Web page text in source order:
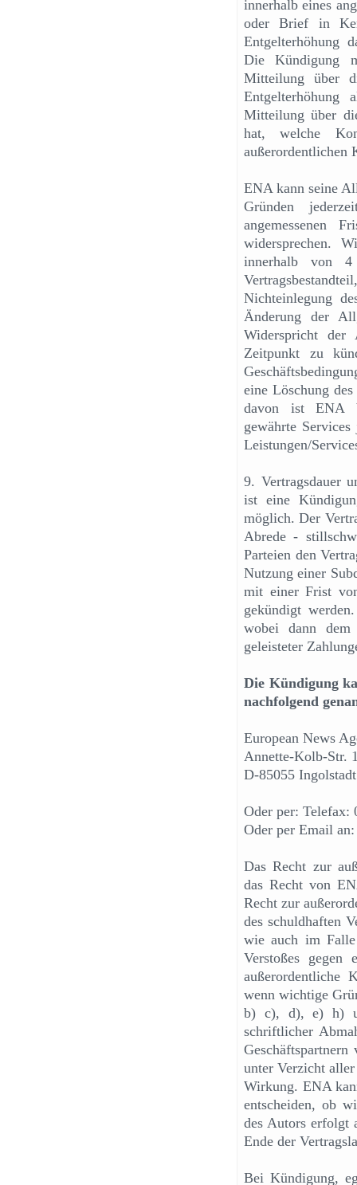
innerhalb eines
oder Brief in
Entgelterhöhung
Die Kündigung
Mitteilung über
Mitteilung über
hat, welche
außerordentlichen
ENA kann seine
Gründen
angemessenen
widersprechen.
innerhalb von 4
Nichteinlegung
Änderung der
Widerspricht
Zeitpunkt zu
eine Löschung des
davon ist ENA
gewährte
Leistungen/
9. Vertragsdauer
ist eine
möglich. Der
Abrede -
Parteien den
Nutzung einer
mit einer Frist
gekündigt
wobei dann dem
geleisteter
Die Kündigung
nachfolgend
European News
Annette-Kolb-Str.
D-85055
Oder per: Telefax:
Oder per Email
Das Recht zur
das Recht von
Recht zur
des schuldhaften
wie auch im
Verstoßes
außerordentliche
wenn wichtige
b) c), d), e) h)
schriftlicher
unter Verzicht
Wirkung. ENA
entscheiden, ob
des Autors erfolgt
Ende der
Bei Kündigung,